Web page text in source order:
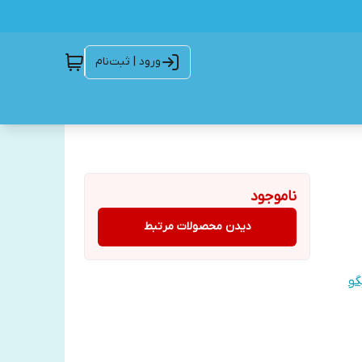
ورود | ثبت‌نام
ناموجود
دیدن محصولات مرتبط